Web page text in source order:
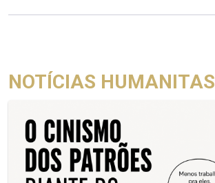
NOTÍCIAS HUMANITAS